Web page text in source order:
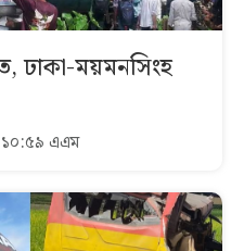
ঢাকা-ময়মনসিংহ
এএম